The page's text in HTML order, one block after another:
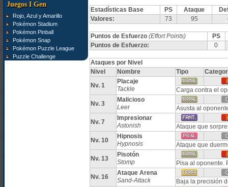
Juegos I Gen
Rojo, Azul y Amarillo
Pokémon Stadium
Pokémon Pinball
Pokémon Snap
Pokémon Puzzle League
Puzzle Challenge
Estadísticas Base PS Ataque
Valores:
73 95
Puntos de Esfuerzo (Effort Points)
PS
Puntos de Esfuerzo:
0
Ataques por Nivel
Nivel
Nombre Tipo
Nv. 1
Placaje
Tackle
Carga contra el
Nv. 3
Malicioso
Leer
Asusta al
Nv. 7
Impresionar
Astonish
Ataque que
Nv. 10
Hipnosis
Hypnosis
Ataque que
Nv. 13
Pisotón
Stomp
Pisa al oponente.
Nv. 16
Ataque Arena
Sand-Attack
Baja la precisión